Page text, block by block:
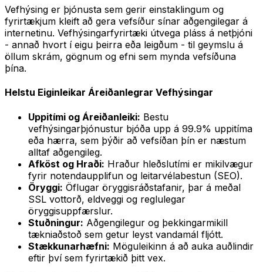
Vefhýsing er þjónusta sem gerir einstaklingum og
fyrirtækjum kleift að gera vefsíður sínar aðgengilegar á
internetinu. Vefhýsingarfyrirtæki útvega pláss á netþjóni
- annað hvort í eigu þeirra eða leigðum - til geymslu á
öllum skrám, gögnum og efni sem mynda vefsíðuna
þína.
Helstu Eiginleikar Áreiðanlegrar Vefhýsingar
Uppitími og Áreiðanleiki: Bestu
vefhýsingarþjónustur bjóða upp á 99.9% uppitíma
eða hærra, sem þýðir að vefsíðan þín er næstum
alltaf aðgengileg.
Afköst og Hraði: Hraður hleðslutími er mikilvægur
fyrir notendaupplifun og leitarvélabestun (SEO).
Öryggi: Öflugar öryggisráðstafanir, þar á meðal
SSL vottorð, eldveggi og reglulegar
öryggisuppfærslur.
Stuðningur: Aðgengilegur og þekkingarmikill
tækniaðstoð sem getur leyst vandamál fljótt.
Stækkunarhæfni: Möguleikinn á að auka auðlindir
eftir því sem fyrirtækið þitt vex.